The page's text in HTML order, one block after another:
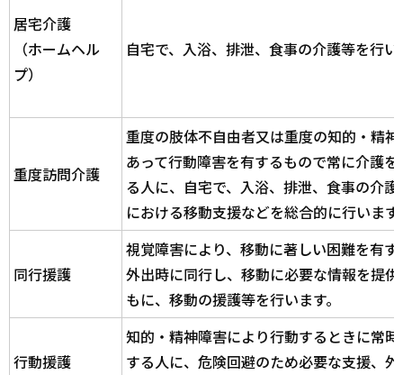
居宅介護
（ホームヘル
プ）
自宅で、入浴、排泄、食事の介護等を行い
重度訪問介護
重度の肢体不自由者又は重度の知的・精
あって行動障害を有するもので常に介護
る人に、自宅で、入浴、排泄、食事の介
における移動支援などを総合的に行います
同行援護
視覚障害により、移動に著しい困難を有
外出時に同行し、移動に必要な情報を提
もに、移動の援護等を行います。
行動援護
知的・精神障害により行動するときに常
する人に、危険回避のため必要な支援、